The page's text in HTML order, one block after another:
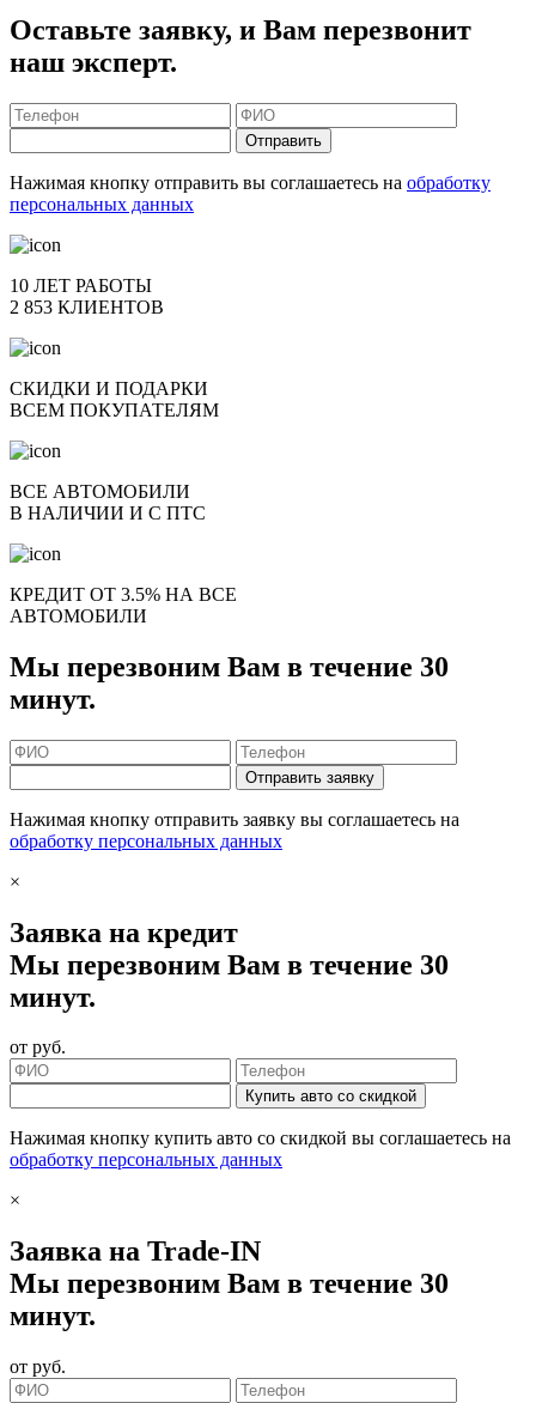
Оставьте заявку, и Вам перезвонит
наш эксперт.
Отправить
Нажимая кнопку отправить вы соглашаетесь на обработку
персональных данных
10 ЛЕТ РАБОТЫ
2 853 КЛИЕНТОВ
СКИДКИ И ПОДАРКИ
ВСЕМ ПОКУПАТЕЛЯМ
ВСЕ АВТОМОБИЛИ
В НАЛИЧИИ И С ПТС
КРЕДИТ ОТ 3.5% НА ВСЕ
АВТОМОБИЛИ
Мы перезвоним Вам в течение 30
минут.
Отправить заявку
Нажимая кнопку отправить заявку вы соглашаетесь на
обработку персональных данных
×
Заявка на кредит
Мы перезвоним Вам в течение 30
минут.
от руб.
Купить авто со скидкой
Нажимая кнопку купить авто со скидкой вы соглашаетесь на
обработку персональных данных
×
Заявка на Trade-IN
Мы перезвоним Вам в течение 30
минут.
от руб.